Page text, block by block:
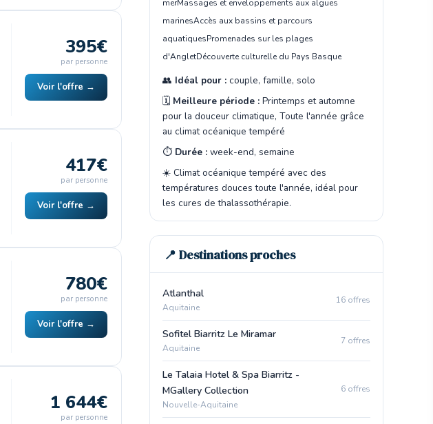
395€
par personne
Voir l'offre →
417€
par personne
Voir l'offre →
780€
par personne
Voir l'offre →
1 644€
par personne
merMassages et enveloppements aux algues
marinesAccès aux bassins et parcours
aquatiquesPromenades sur les plages
d'AngletDécouverte culturelle du Pays Basque
👥 Idéal pour : couple, famille, solo
🗓️ Meilleure période : Printemps et automne
pour la douceur climatique, Toute l'année grâce
au climat océanique tempéré
⏱️ Durée : week-end, semaine
☀️ Climat océanique tempéré avec des
températures douces toute l'année, idéal pour
les cures de thalassothérapie.
📍 Destinations proches
Atlanthal
Aquitaine
16 offres
Sofitel Biarritz Le Miramar
Aquitaine
7 offres
Le Talaia Hotel & Spa Biarritz -
MGallery Collection
Nouvelle-Aquitaine
6 offres